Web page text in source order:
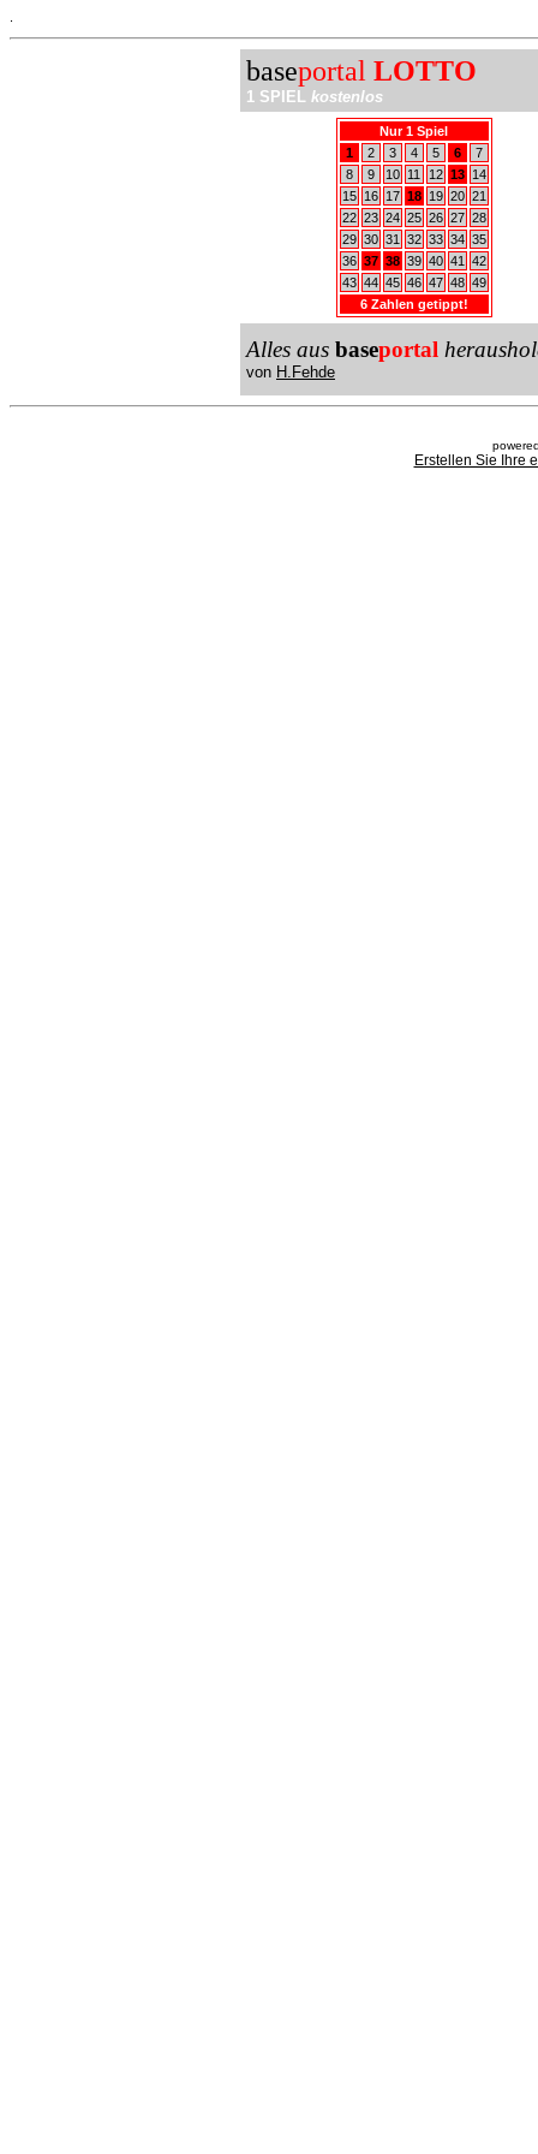
baseportal LOTTO
1 SPIEL kostenlos
Nur 1 Spiel
1
2 3 4 5 6
7
8
9 10 11 12 13
14
15
16 17 18 19 20 21
22 23 24 25 26 27 28
29 30 31 32 33 34 35
36 37 38 39 40 41
42
43 44 45 46 47 48 49
6 Zahlen getippt!
Alles aus baseportal
von H.Fehde
Erstellen Sie Ihre